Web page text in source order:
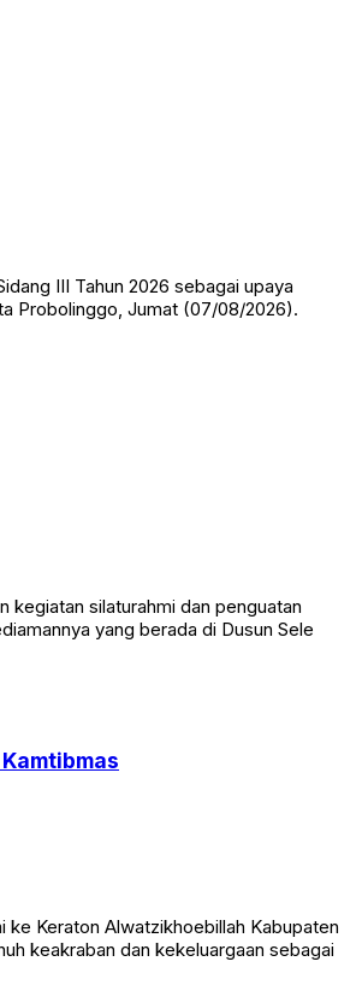
III Tahun 2026 sebagai upaya
Probolinggo, Jumat (07/08/2026).
kegiatan silaturahmi dan penguatan
yang berada di Dusun Sele
ke Keraton Alwatzikhoebillah Kabupaten
keakraban dan kekeluargaan sebagai